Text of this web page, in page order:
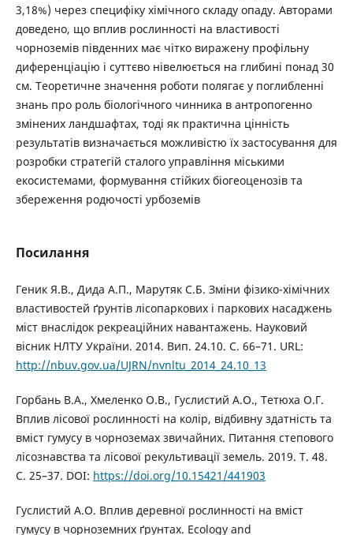
3,18%) через специфіку хімічного складу опаду. Авторами
доведено, що вплив рослинності на властивості
чорноземів південних має чітко виражену профільну
диференціацію і суттєво нівелюється на глибині понад 30
см. Теоретичне значення роботи полягає у поглибленні
знань про роль біологічного чинника в антропогенно
змінених ландшафтах, тоді як практична цінність
результатів визначається можливістю їх застосування для
розробки стратегій сталого управління міськими
екосистемами, формування стійких біогеоценозів та
збереження родючості урбоземів
Посилання
Геник Я.В., Дида А.П., Марутяк С.Б. Зміни фізико-хімічних
властивостей ґрунтів лісопаркових і паркових насаджень
міст внаслідок рекреаційних навантажень. Науковий
вісник НЛТУ України. 2014. Вип. 24.10. С. 66–71. URL:
http://nbuv.gov.ua/UJRN/nvnltu_2014_24.10_13
Горбань В.А., Хмеленко О.В., Гуслистий А.О., Тетюха О.Г.
Вплив лісової рослинності на колір, відбивну здатність та
вміст гумусу в чорноземах звичайних. Питання степового
лісознавства та лісової рекультивації земель. 2019. Т. 48.
С. 25–37. DOI: https://doi.org/10.15421/441903
Гуслистий А.О. Вплив деревної рослинності на вміст
гумусу в чорноземних ґрунтах. Ecology and